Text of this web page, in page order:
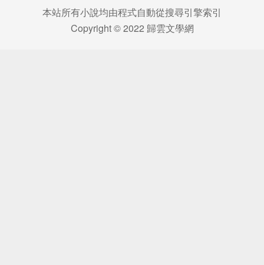
本站所有小說均由程式自動從搜尋引擎索引
Copyright © 2022 歸雲文學網